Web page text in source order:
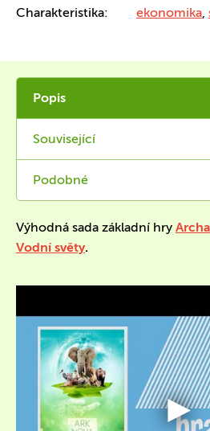
Charakteristika:
ekonomika,
Popis
Související
Podobné
Výhodná sada základní hry
Vodní světy.